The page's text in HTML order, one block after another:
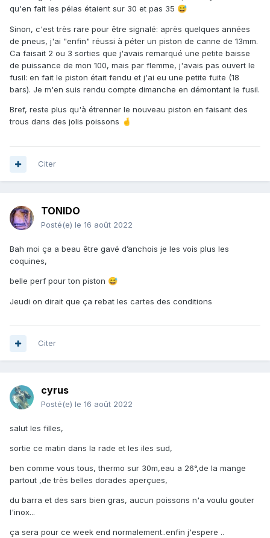
qu'en fait les pélas étaient sur 30 et pas 35 😅
Sinon, c'est très rare pour être signalé: après quelques années
de pneus, j'ai "enfin" réussi à péter un piston de canne de 13mm.
Ca faisait 2 ou 3 sorties que j'avais remarqué une petite baisse
de puissance de mon 100, mais par flemme, j'avais pas ouvert le
fusil: en fait le piston était fendu et j'ai eu une petite fuite (18
bars). Je m'en suis rendu compte dimanche en démontant le fusil.
Bref, reste plus qu'à étrenner le nouveau piston en faisant des
trous dans des jolis poissons 🤞
Citer
TONIDO
Posté(e) le 16 août 2022
Bah moi ça a beau être gavé d’anchois je les vois plus les
coquines,
belle perf pour ton piston 😅
Jeudi on dirait que ça rebat les cartes des conditions
Citer
cyrus
Posté(e) le 16 août 2022
salut les filles,
sortie ce matin dans la rade et les iles sud,
ben comme vous tous, thermo sur 30m,eau a 26°,de la mange
partout ,de très belles dorades aperçues,
du barra et des sars bien gras, aucun poissons n'a voulu gouter
l'inox...
ça sera pour ce week end normalement..enfin j'espere ..